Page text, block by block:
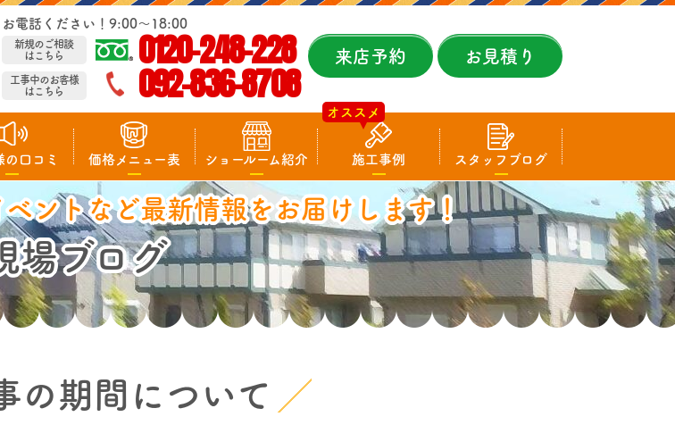
お電話ください！9:00～18:00
新規のご相談
はこちら
0120-248-228
工事中のお客様
はこちら
092-836-8708
来店予約 お見積り
の口コミ 価格メニュー表 ショールーム紹介 施工事例
オススメ
スタッフブログ
ントなど最新情報をお届けします！
場ブログ
の期間について